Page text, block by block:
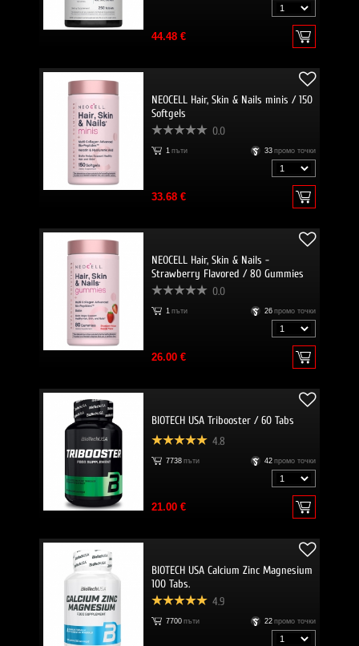
44.48 €
NEOCELL Hair, Skin & Nails minis / 150
Softgels
0.0
1 пъти 33 промо точки
33.68 €
NEOCELL Hair, Skin & Nails -
Strawberry Flavored / 80 Gummies
0.0
1 пъти 26 промо точки
26.00 €
BIOTECH USA Tribooster / 60 Tabs
4.8
7738 пъти 42 промо точки
21.00 €
BIOTECH USA Calcium Zinc Magnesium
100 Tabs.
4.9
7700 пъти 22 промо точки